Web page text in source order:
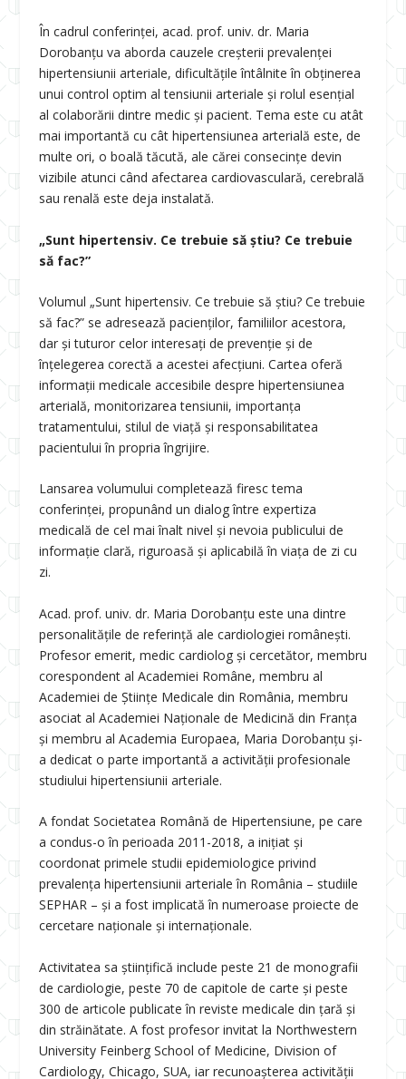
În cadrul conferinței, acad. prof. univ. dr. Maria
Dorobanțu va aborda cauzele creșterii prevalenței
hipertensiunii arteriale, dificultățile întâlnite în obținerea
unui control optim al tensiunii arteriale și rolul esențial
al colaborării dintre medic și pacient. Tema este cu atât
mai importantă cu cât hipertensiunea arterială este, de
multe ori, o boală tăcută, ale cărei consecințe devin
vizibile atunci când afectarea cardiovasculară, cerebrală
sau renală este deja instalată.
„Sunt hipertensiv. Ce trebuie să știu? Ce trebuie
să fac?”
Volumul „Sunt hipertensiv. Ce trebuie să știu? Ce trebuie
să fac?” se adresează pacienților, familiilor acestora,
dar și tuturor celor interesați de prevenție și de
înțelegerea corectă a acestei afecțiuni. Cartea oferă
informații medicale accesibile despre hipertensiunea
arterială, monitorizarea tensiunii, importanța
tratamentului, stilul de viață și responsabilitatea
pacientului în propria îngrijire.
Lansarea volumului completează firesc tema
conferinței, propunând un dialog între expertiza
medicală de cel mai înalt nivel și nevoia publicului de
informație clară, riguroasă și aplicabilă în viața de zi cu
zi.
Acad. prof. univ. dr. Maria Dorobanțu este una dintre
personalitățile de referință ale cardiologiei românești.
Profesor emerit, medic cardiolog și cercetător, membru
corespondent al Academiei Române, membru al
Academiei de Științe Medicale din România, membru
asociat al Academiei Naționale de Medicină din Franța
și membru al Academia Europaea, Maria Dorobanțu și-
a dedicat o parte importantă a activității profesionale
studiului hipertensiunii arteriale.
A fondat Societatea Română de Hipertensiune, pe care
a condus-o în perioada 2011-2018, a inițiat și
coordonat primele studii epidemiologice privind
prevalența hipertensiunii arteriale în România – studiile
SEPHAR – și a fost implicată în numeroase proiecte de
cercetare naționale și internaționale.
Activitatea sa științifică include peste 21 de monografii
de cardiologie, peste 70 de capitole de carte și peste
300 de articole publicate în reviste medicale din țară și
din străinătate. A fost profesor invitat la Northwestern
University Feinberg School of Medicine, Division of
Cardiology, Chicago, SUA, iar recunoașterea activității